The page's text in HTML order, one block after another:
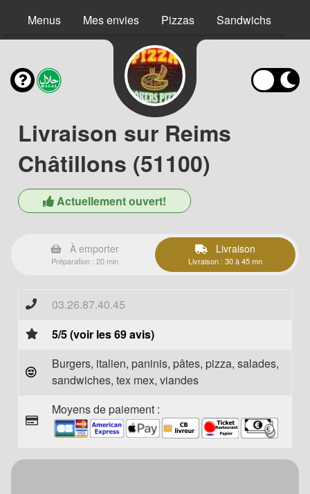
Menus Mes envies Pizzas Sandwichs
Livraison sur Reims
Châtillons (51100)
Actuellement ouvert!
À emporter
Préparation : 20 min
Livraison
Livraison : 30 à 45 mn
03.26.87.40.45
5/5 (voir les 69 avis)
Burgers, italien, paninis, pâtes, pizza, salades,
sandwiches, tex mex, viandes
Moyens de paiement :